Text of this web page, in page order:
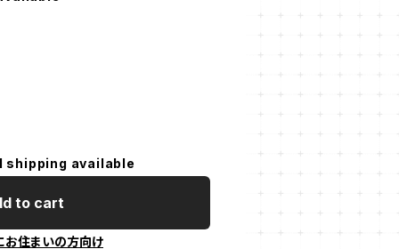
shipping available
to cart
お住まいの方向け